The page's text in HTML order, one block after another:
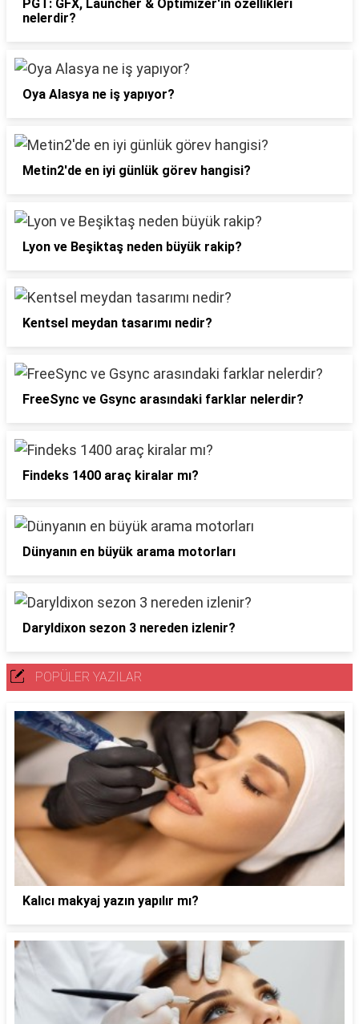
PGT: GFX, Launcher & Optimizer'ın özellikleri
nelerdir?
Oya Alasya ne iş yapıyor?
Metin2'de en iyi günlük görev hangisi?
Lyon ve Beşiktaş neden büyük rakip?
Kentsel meydan tasarımı nedir?
FreeSync ve Gsync arasındaki farklar nelerdir?
Findeks 1400 araç kiralar mı?
Dünyanın en büyük arama motorları
Daryldixon sezon 3 nereden izlenir?
POPÜLER YAZILAR
Kalıcı makyaj yazın yapılır mı?